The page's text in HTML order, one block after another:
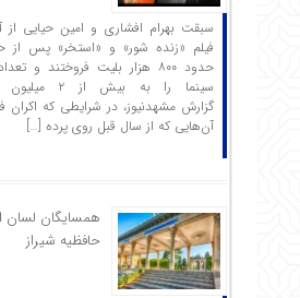
سبقت بهرام افشاری و امین حیایی
حدود ۸۰۰ هزار بلیت فروختند و
سینما را به
گزارش مشهدنیوز، در شرایطی که
آن‌هایی که از سال قبل روی پرده […]
همسایگان لسان
حافظیه شیراز